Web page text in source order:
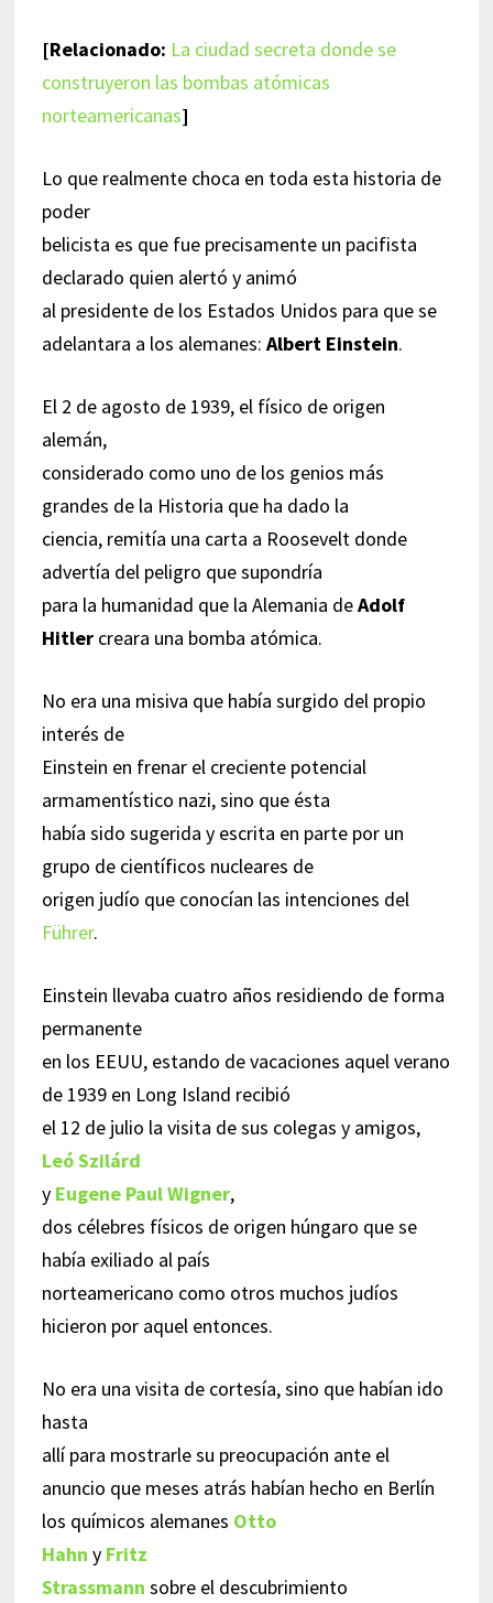
[Relacionado: La ciudad secreta donde se
construyeron las bombas atómicas
norteamericanas]
Lo que realmente choca en toda esta historia de
poder
belicista es que fue precisamente un pacifista
declarado quien alertó y animó
al presidente de los Estados Unidos para que se
adelantara a los alemanes: Albert Einstein.
El 2 de agosto de 1939, el físico de origen
alemán,
considerado como uno de los genios más
grandes de la Historia que ha dado la
ciencia, remitía una carta a Roosevelt donde
advertía del peligro que supondría
para la humanidad que la Alemania deAdolf
Hitlercreara una bomba atómica.
No era una misiva que había surgido del propio
interés de
Einstein en frenar el creciente potencial
armamentístico nazi, sino que ésta
había sido sugerida y escrita en parte por un
grupo de científicos nucleares de
origen judío que conocían las intenciones del
Führer.
Einstein llevaba cuatro años residiendo de forma
permanente
en los EEUU, estando de vacaciones aquel verano
de 1939 en Long Island recibió
el 12 de julio la visita de sus colegas y amigos,
Leó Szilárd
y Eugene Paul Wigner,
dos célebres físicos de origen húngaro que se
había exiliado al país
norteamericano como otros muchos judíos
hicieron por aquel entonces.
No era una visita de cortesía, sino que habían ido
hasta
allí para mostrarle su preocupación ante el
anuncio que meses atrás habían hecho en Berlín
los químicos alemanes Otto
Hahn y Fritz
Strassmann sobre el descubrimiento